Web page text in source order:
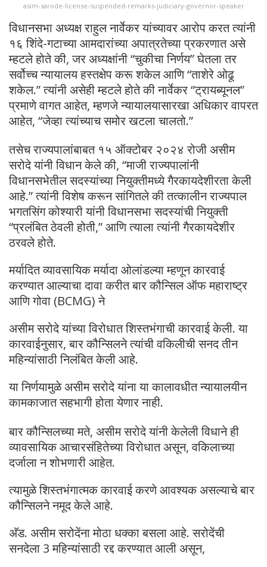
asim-sarode-license-suspended-remarks-judiciary-governor-speaker
विधानसभा अध्यक्ष राहुल नार्वेकर यांच्यावर आरोप करत त्यांनी
१६ शिंदे-गटाच्या आमदारांच्या अपात्रतेच्या प्रकरणात असे
म्हटले होते की, जर अध्यक्षांनी “चुकीचा निर्णय” घेतला तर
सर्वोच्च न्यायालय हस्तक्षेप करू शकेल आणि “ताशेरे ओढू
शकेल.” त्यांनी असेही म्हटले होते की नार्वेकर “ट्रायब्यूनल”
प्रमाणे वागत आहेत, म्हणजे न्यायालयासारखा अधिकार वापरत
आहेत, “जेव्हा त्यांच्याच समोर खटला चालतो.”
तसेच राज्यपालांबाबत १५ ऑक्टोबर २०२४ रोजी असीम
सरोदे यांनी विधान केले की, “माजी राज्यपालांनी
विधानसभेतील सदस्यांच्या नियुक्तीमध्ये गैरकायदेशीरता केली
आहे.” त्यांनी विशेष करून सांगितले की तत्कालीन राज्यपाल
भगतसिंग कोश्यारी यांनी विधानसभा सदस्यांची नियुक्ती
“प्रलंबित ठेवली होती,” आणि त्याला त्यांनी गैरकायदेशीर
ठरवले होते.
मर्यादित व्यावसायिक मर्यादा ओलांडल्या म्हणून कारवाई
करण्यात आल्याचा दावा करीत बार कौन्सिल ऑफ महाराष्ट्र
आणि गोवा (BCMG) ने
असीम सरोदे यांच्या विरोधात शिस्तभंगाची कारवाई केली. या
कारवाईनुसार, बार कौन्सिलने त्यांची वकिलीची सनद तीन
महिन्यांसाठी निलंबित केली आहे.
या निर्णयामुळे असीम सरोदे यांना या कालावधीत न्यायालयीन
कामकाजात सहभागी होता येणार नाही.
बार कौन्सिलच्या मते, असीम सरोदे यांनी केलेली विधाने ही
व्यावसायिक आचारसंहितेच्या विरोधात असून, वकिलाच्या
दर्जाला न शोभणारी आहेत.
त्यामुळे शिस्तभंगात्मक कारवाई करणे आवश्यक असल्याचे बार
कौन्सिलने नमूद केले आहे.
अ‍ॅड. असीम सरोदेंना मोठा धक्का बसला आहे. सरोदेंची
सनदेला 3 महिन्यांसाठी रद्द करण्यात आली असून,